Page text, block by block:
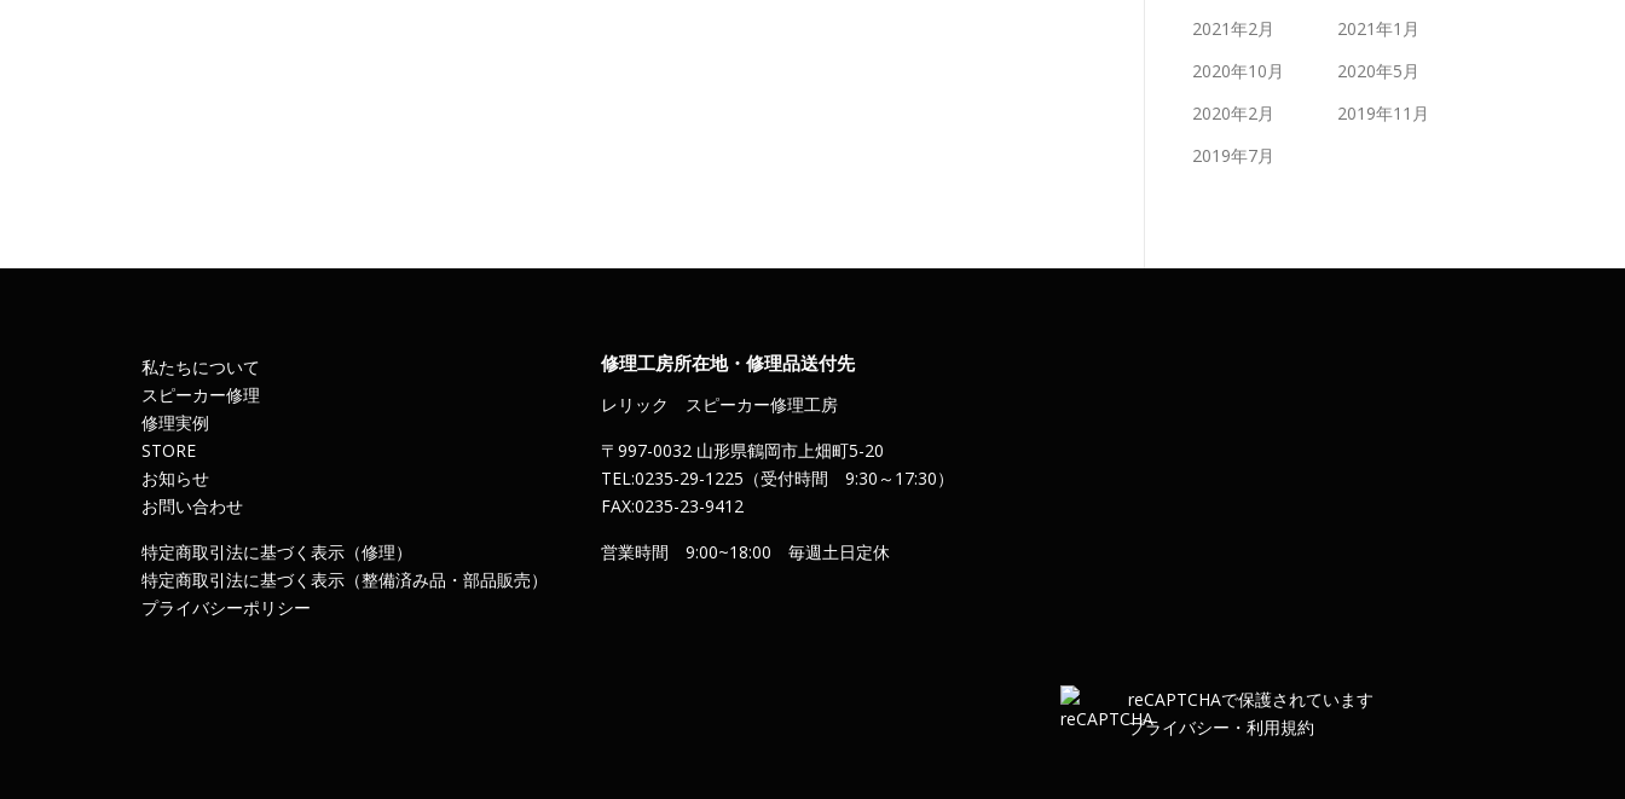
2021年2月
2021年1月
2020年10月
2020年5月
2020年2月
2019年11月
2019年7月
私たちについて
スピーカー修理
修理実例
STORE
お知らせ
お問い合わせ
特定商取引法に基づく表示（修理）
特定商取引法に基づく表示（整備済み品・部品販売）
プライバシーポリシー
修理工房所在地・修理品送付先
レリック スピーカー修理工房
〒997-0032 山形県鶴岡市上畑町5-20
TEL:0235-29-1225（受付時間 9:30～17:30）
FAX:0235-23-9412
営業時間 9:00~18:00 毎週土日定休
reCAPTCHAで保護されています
プライバシー ・ 利用規約